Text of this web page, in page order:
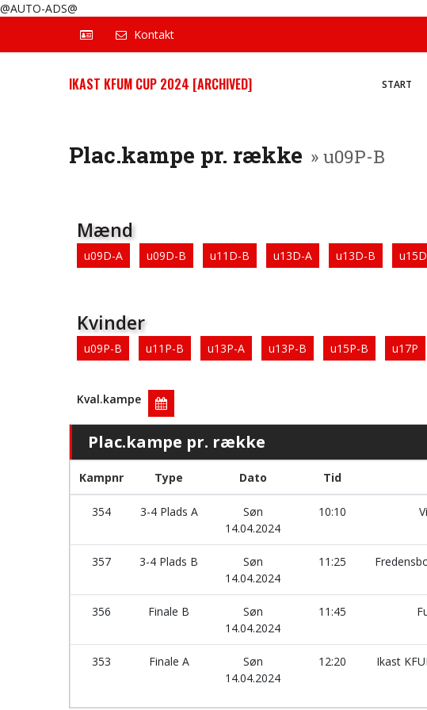
@AUTO-ADS@
Kontakt
IKAST KFUM CUP 2024 [ARCHIVED] START
Plac.kampe pr. række » u09P-B
Mænd
u09D-A u09D-B u11D-B u13D-A u13D-B
Kvinder
u09P-B u11P-B u13P-A u13P-B u15P-B u17P
Kval.kampe
Plac.kampe pr. række
Kampnr Type Dato Tid
354 3-4 Plads A
Søn
14.04.2024
10:10
357 3-4 Plads B
Søn
14.04.2024
11:25
356 Finale B
Søn
14.04.2024
11:45
353 Finale A
Søn
14.04.2024
12:20
Ikast